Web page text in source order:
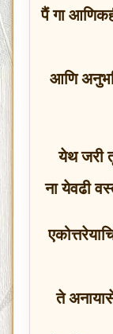
पैं गा
आणि
येथ जरी
ना येवढी
ते